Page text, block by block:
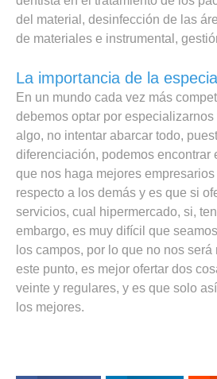
del material, desinfección de las
de materiales e instrumental,
La importancia de la
En un mundo cada vez más
debemos optar por
algo, no intentar abarcar todo,
diferenciación, podemos encontrar
que nos haga mejores
respecto a los demás y es que si
servicios, cual hipermercado, si,
embargo, es muy difícil que
los campos, por lo que no nos
este punto, es mejor ofertar dos
veinte y regulares, y es que solo
los mejores.